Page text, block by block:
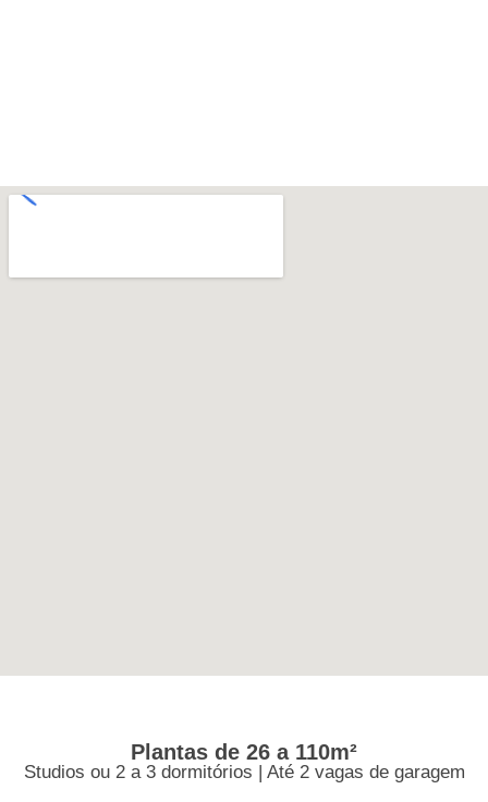
Plantas de 26 a 110m²
Studios ou 2 a 3 dormitórios | Até 2 vagas de garagem